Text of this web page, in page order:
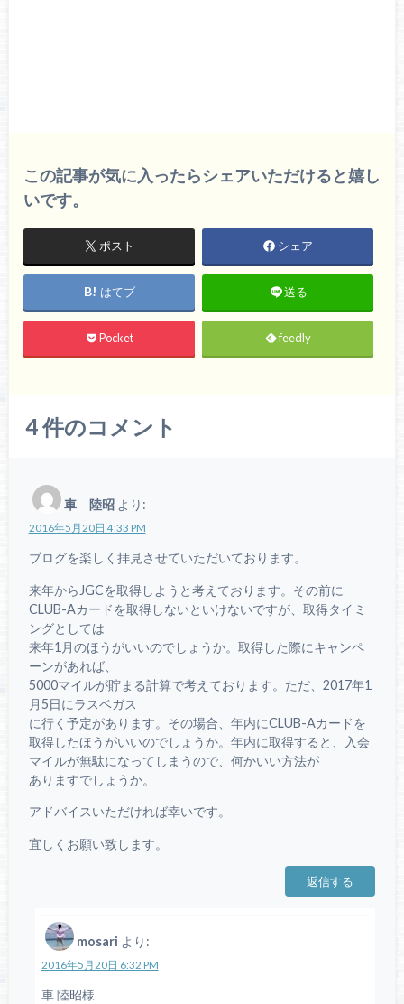
この記事が気に入ったらシェアいただけると嬉し
いです。
ポスト シェア
はてブ 送る
Pocket feedly
4件のコメント
車 陸昭 より:
2016年5月20日 4:33 PM
ブログを楽しく拝見させていただいております。
来年からJGCを取得しようと考えております。その前に
CLUB-Aカードを取得しないといけないですが、取得タイミ
ングとしては
来年1月のほうがいいのでしょうか。取得した際にキャンペ
ーンがあれば、
5000マイルが貯まる計算で考えております。ただ、2017年1
月5日にラスベガス
に行く予定があります。その場合、年内にCLUB-Aカードを
取得したほうがいいのでしょうか。年内に取得すると、入会
マイルが無駄になってしまうので、何かいい方法が
ありますでしょうか。
アドバイスいただければ幸いです。
宜しくお願い致します。
返信する
mosari より:
2016年5月20日 6:32 PM
車 陸昭様